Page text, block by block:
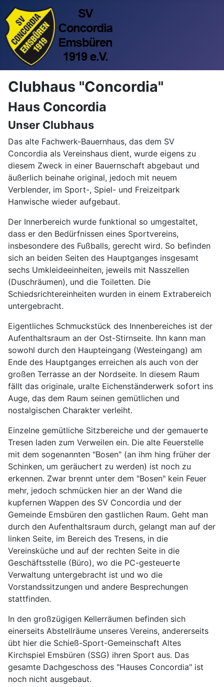
Clubhaus "Concordia"
Haus Concordia
Unser Clubhaus
Das alte Fachwerk-Bauernhaus, das dem SV
Concordia als Vereinshaus dient, wurde eigens zu
diesem Zweck in einer Bauernschaft abgebaut und
äußerlich beinahe original, jedoch mit neuem
Verblender, im Sport-, Spiel- und Freizeitpark
Hanwische wieder aufgebaut.
Der Innerbereich wurde funktional so umgestaltet,
dass er den Bedürfnissen eines Sportvereins,
insbesondere des Fußballs, gerecht wird. So befinden
sich an beiden Seiten des Hauptganges insgesamt
sechs Umkleideeinheiten, jeweils mit Nasszellen
(Duschräumen), und die Toiletten. Die
Schiedsrichtereinheiten wurden in einem Extrabereich
untergebracht.
Eigentliches Schmuckstück des Innenbereiches ist der
Aufenthaltsraum an der Ost-Stirnseite. Ihn kann man
sowohl durch den Haupteingang (Westeingang) am
Ende des Hauptganges erreichen als auch von der
großen Terrasse an der Nordseite. In diesem Raum
fällt das originale, uralte Eichenständerwerk sofort ins
Auge, das dem Raum seinen gemütlichen und
nostalgischen Charakter verleiht.
Einzelne gemütliche Sitzbereiche und der gemauerte
Tresen laden zum Verweilen ein. Die alte Feuerstelle
mit dem sogenannten "Bosen" (an ihm hing früher der
Schinken, um geräuchert zu werden) ist noch zu
erkennen. Zwar brennt unter dem "Bosen" kein Feuer
mehr, jedoch schmücken hier an der Wand die
kupfernen Wappen des SV Concordia und der
Gemeinde Emsbüren den gastlichen Raum. Geht man
durch den Aufenthaltsraum durch, gelangt man auf der
linken Seite, im Bereich des Tresens, in die
Vereinsküche und auf der rechten Seite in die
Geschäftsstelle (Büro), wo die PC-gesteuerte
Verwaltung untergebracht ist und wo die
Vorstandssitzungen und andere Besprechungen
stattfinden.
In den großzügigen Kellerräumen befinden sich
einerseits Abstellräume unseres Vereins, andererseits
übt hier die Schieß-Sport-Gemeinschaft Altes
Kirchspiel Emsbüren (SSG) ihren Sport aus. Das
gesamte Dachgeschoss des "Hauses Concordia" ist
noch nicht ausgebaut.